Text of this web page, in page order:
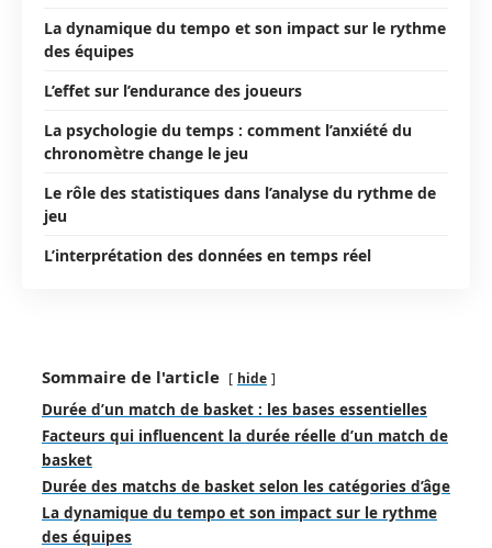
La dynamique du tempo et son impact sur le rythme
des équipes
L’effet sur l’endurance des joueurs
La psychologie du temps : comment l’anxiété du
chronomètre change le jeu
Le rôle des statistiques dans l’analyse du rythme de
jeu
L’interprétation des données en temps réel
Sommaire de l'article hide
Durée d’un match de basket : les bases essentielles
Facteurs qui influencent la durée réelle d’un match de
basket
Durée des matchs de basket selon les catégories d’âge
La dynamique du tempo et son impact sur le rythme
des équipes